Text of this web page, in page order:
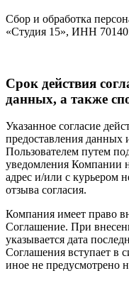
Сбор и обработка
«Студия 15», ИНН
Срок действия
данных, а также
Указанное согласие
предоставления данных
Пользователем путем
уведомления Компании
адрес и/или с курьером
отзыва согласия.
Компания имеет право
Соглашение. При
указывается дата
Соглашения вступает в
иное не предусмотрено